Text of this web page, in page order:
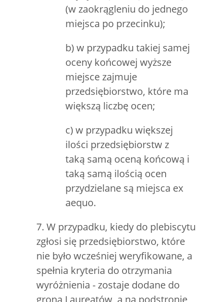
(w zaokrągleniu do jednego
miejsca po przecinku);
b) w przypadku takiej samej
oceny końcowej wyższe
miejsce zajmuje
przedsiębiorstwo, które ma
większą liczbę ocen;
c) w przypadku większej
ilości przedsiębiorstw z
taką samą oceną końcową i
taką samą ilością ocen
przydzielane są miejsca ex
aequo.
7. W przypadku, kiedy do plebiscytu
zgłosi się przedsiębiorstwo, które
nie było wcześniej weryfikowane, a
spełnia kryteria do otrzymania
wyróżnienia - zostaje dodane do
grona Laureatów, a na podstronie,